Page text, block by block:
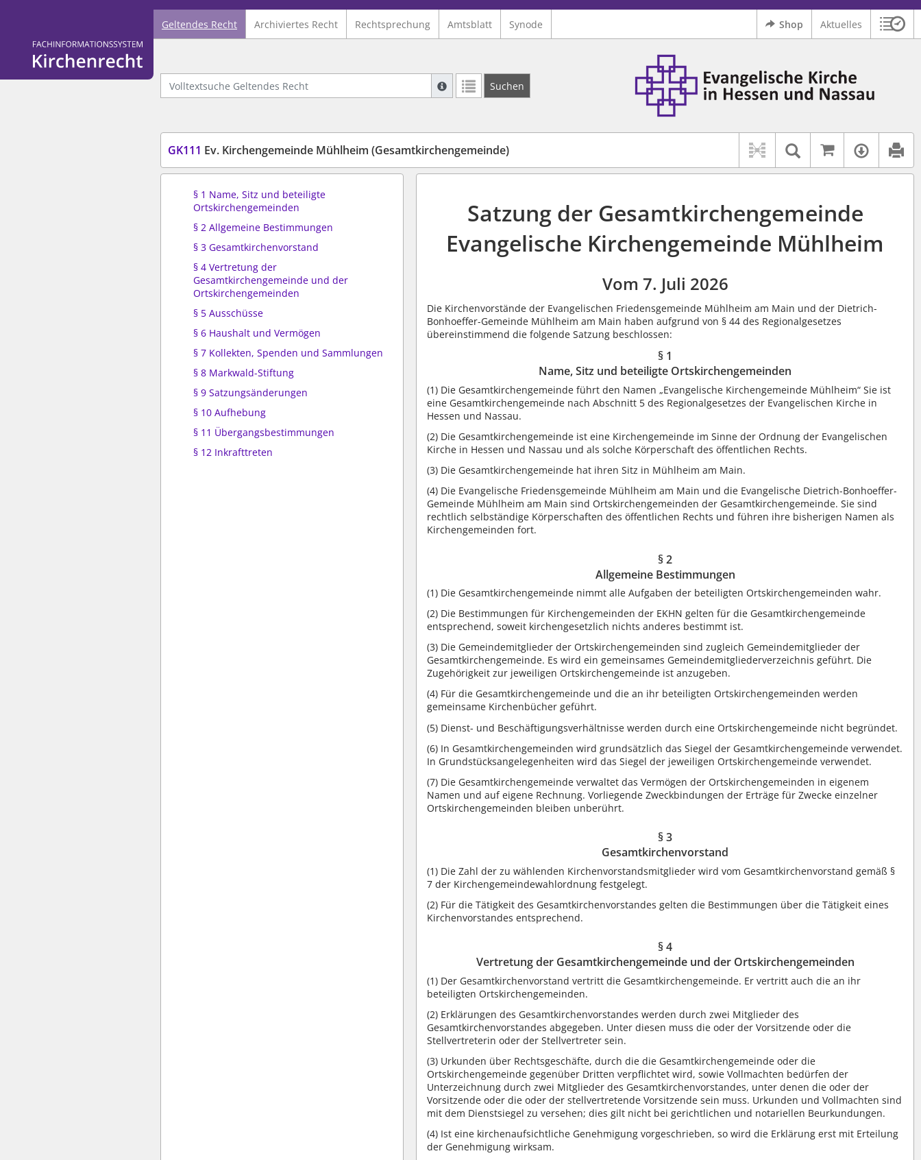
Logo Fachinformationssystem Kirchenrecht
Geltendes Recht Archiviertes Recht Rechtsprechung Amtsblatt Synode Shop Aktuelles
Volltextsuche Geltendes Recht
Suche mit Platzhalter "*", Bsp. Pfarrer*, findet auch: "Pfarrerinitiative" oder "Pfarrerausschuss".
Weitere Suchoperatoren finden Sie in unserer Hilfe.
Suchen
Logo Ev. Kirche in Hessen und Nassau
GK111 Ev. Kirchengemeinde Mühlheim (Gesamtkirchengemeinde) Textsuche im
Auf
§ 1 Name, Sitz und beteiligte
Ortskirchengemeinden
§ 2 Allgemeine Bestimmungen
§ 3 Gesamtkirchenvorstand
§ 4 Vertretung der
Gesamtkirchengemeinde und der
Ortskirchengemeinden
§ 5 Ausschüsse
§ 6 Haushalt und Vermögen
§ 7 Kollekten, Spenden und Sammlungen
§ 8 Markwald-Stiftung
§ 9 Satzungsänderungen
§ 10 Aufhebung
§ 11 Übergangsbestimmungen
§ 12 Inkrafttreten
Satzung der Gesamtkirchengemeinde
Evangelische Kirchengemeinde Mühlheim
Vom 7. Juli 2026
Die Kirchenvorstände der Evangelischen Friedensgemeinde Mühlheim am Main und der Dietrich-
Bonhoeffer-Gemeinde Mühlheim am Main haben aufgrund von § 44 des Regionalgesetzes
übereinstimmend die folgende Satzung beschlossen:
§ 1
Name, Sitz und beteiligte Ortskirchengemeinden
(1) Die Gesamtkirchengemeinde führt den Namen „Evangelische Kirchengemeinde Mühlheim“ Sie ist
eine Gesamtkirchengemeinde nach Abschnitt 5 des Regionalgesetzes der Evangelischen Kirche in
Hessen und Nassau.
(2) Die Gesamtkirchengemeinde ist eine Kirchengemeinde im Sinne der Ordnung der Evangelischen
Kirche in Hessen und Nassau und als solche Körperschaft des öffentlichen Rechts.
(3) Die Gesamtkirchengemeinde hat ihren Sitz in Mühlheim am Main.
(4) Die Evangelische Friedensgemeinde Mühlheim am Main und die Evangelische Dietrich-Bonhoeffer-
Gemeinde Mühlheim am Main sind Ortskirchengemeinden der Gesamtkirchengemeinde. Sie sind
rechtlich selbständige Körperschaften des öffentlichen Rechts und führen ihre bisherigen Namen als
Kirchengemeinden fort.
§ 2
Allgemeine Bestimmungen
(1) Die Gesamtkirchengemeinde nimmt alle Aufgaben der beteiligten Ortskirchengemeinden wahr.
(2) Die Bestimmungen für Kirchengemeinden der EKHN gelten für die Gesamtkirchengemeinde
entsprechend, soweit kirchengesetzlich nichts anderes bestimmt ist.
(3) Die Gemeindemitglieder der Ortskirchengemeinden sind zugleich Gemeindemitglieder der
Gesamtkirchengemeinde. Es wird ein gemeinsames Gemeindemitgliederverzeichnis geführt. Die
Zugehörigkeit zur jeweiligen Ortskirchengemeinde ist anzugeben.
(4) Für die Gesamtkirchengemeinde und die an ihr beteiligten Ortskirchengemeinden werden
gemeinsame Kirchenbücher geführt.
(5) Dienst- und Beschäftigungsverhältnisse werden durch eine Ortskirchengemeinde nicht begründet.
(6) In Gesamtkirchengemeinden wird grundsätzlich das Siegel der Gesamtkirchengemeinde verwendet.
In Grundstücksangelegenheiten wird das Siegel der jeweiligen Ortskirchengemeinde verwendet.
(7) Die Gesamtkirchengemeinde verwaltet das Vermögen der Ortskirchengemeinden in eigenem
Namen und auf eigene Rechnung. Vorliegende Zweckbindungen der Erträge für Zwecke einzelner
Ortskirchengemeinden bleiben unberührt.
§ 3
Gesamtkirchenvorstand
(1) Die Zahl der zu wählenden Kirchenvorstandsmitglieder wird vom Gesamtkirchenvorstand gemäß §
7 der Kirchengemeindewahlordnung festgelegt.
(2) Für die Tätigkeit des Gesamtkirchenvorstandes gelten die Bestimmungen über die Tätigkeit eines
Kirchenvorstandes entsprechend.
§ 4
Vertretung der Gesamtkirchengemeinde und der Ortskirchengemeinden
(1) Der Gesamtkirchenvorstand vertritt die Gesamtkirchengemeinde. Er vertritt auch die an ihr
beteiligten Ortskirchengemeinden.
(2) Erklärungen des Gesamtkirchenvorstandes werden durch zwei Mitglieder des
Gesamtkirchenvorstandes abgegeben. Unter diesen muss die oder der Vorsitzende oder die
Stellvertreterin oder der Stellvertreter sein.
(3) Urkunden über Rechtsgeschäfte, durch die die Gesamtkirchengemeinde oder die
Ortskirchengemeinde gegenüber Dritten verpflichtet wird, sowie Vollmachten bedürfen der
Unterzeichnung durch zwei Mitglieder des Gesamtkirchenvorstandes, unter denen die oder der
Vorsitzende oder die oder der stellvertretende Vorsitzende sein muss. Urkunden und Vollmachten sind
mit dem Dienstsiegel zu versehen; dies gilt nicht bei gerichtlichen und notariellen Beurkundungen.
(4) Ist eine kirchenaufsichtliche Genehmigung vorgeschrieben, so wird die Erklärung erst mit Erteilung
der Genehmigung wirksam.